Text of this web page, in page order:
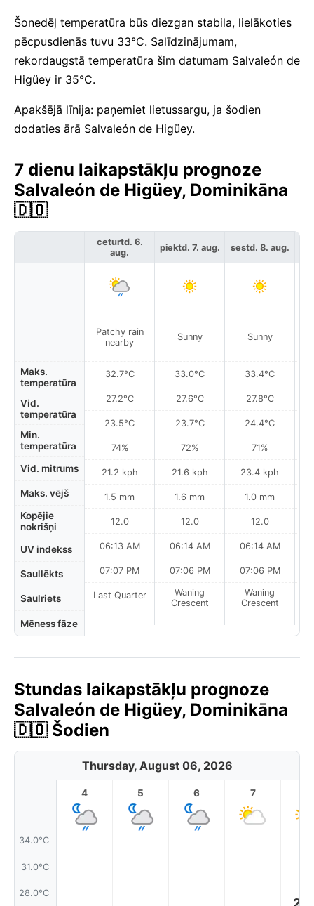
Šonedēļ temperatūra būs diezgan stabila, lielākoties
pēcpusdienās tuvu 33°C. Salīdzinājumam,
rekordaugstā temperatūra šim datumam Salvaleón de
Higüey ir 35°C.
Apakšējā līnija: paņemiet lietussargu, ja šodien
dodaties ārā Salvaleón de Higüey.
7 dienu laikapstākļu prognoze
Salvaleón de Higüey, Dominikāna
🇩🇴
Maks.
temperatūra
Vid.
temperatūra
Min.
temperatūra
Vid. mitrums
Maks. vējš
Kopējie
nokrišņi
UV indekss
Saullēkts
Saulriets
Mēness fāze
ceturtd. 6.
aug.
Patchy rain
nearby
32.7°C
27.2°C
23.5°C
74%
21.2 kph
1.5 mm
12.0
06:13 AM
07:07 PM
Last Quarter
piektd. 7. aug.
Sunny
33.0°C
27.6°C
23.7°C
72%
21.6 kph
1.6 mm
12.0
06:14 AM
07:06 PM
Waning
Crescent
sestd. 8. aug.
Sunny
33.4°C
27.8°C
24.4°C
71%
23.4 kph
1.0 mm
12.0
06:14 AM
07:06 PM
Waning
Crescent
Stundas laikapstākļu prognoze
Salvaleón de Higüey, Dominikāna
🇩🇴 Šodien
Thursday, August 06, 2026
34.0°C
31.0°C
28.0°C
4 5 6 7